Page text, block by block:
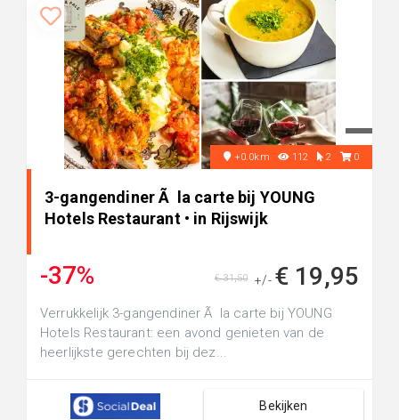
+0.0km 112 2 0
3-gangendiner Ã la carte bij YOUNG
Hotels Restaurant • in Rijswijk
-37% +/- € 19,95
€ 31,50
Verrukkelijk 3-gangendiner Ã la carte bij YOUNG
Hotels Restaurant: een avond genieten van de
heerlijkste gerechten bij dez...
Bekijken